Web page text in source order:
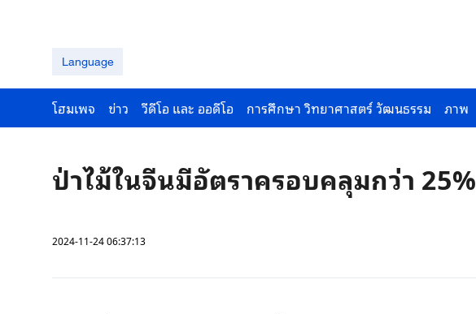
Language
โฮมเพจ ข่าว วีดีโอ และ ออดีโอ การศึกษา วิทยาศาสตร์ วัฒนธรรม ภาพ
ป่าไม้ในจีนมีอัตราครอบคลุมกว่า 25%
2024-11-24 06:37:13